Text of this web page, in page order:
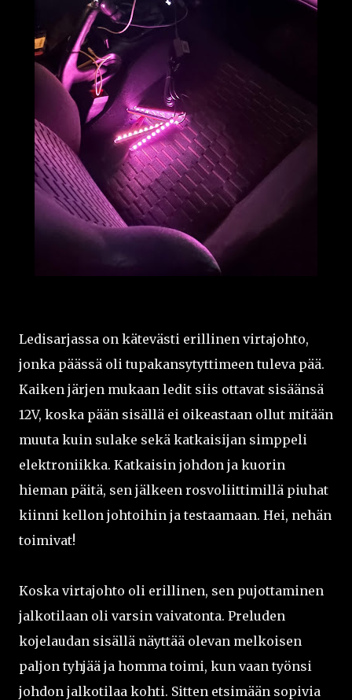
Ledisarjassa on kätevästi erillinen virtajohto,
jonka päässä oli tupakansytyttimeen tuleva pää.
Kaiken järjen mukaan ledit siis ottavat sisäänsä
12V, koska pään sisällä ei oikeastaan ollut mitään
muuta kuin sulake sekä katkaisijan simppeli
elektroniikka. Katkaisin johdon ja kuorin
hieman päitä, sen jälkeen rosvoliittimillä piuhat
kiinni kellon johtoihin ja testaamaan. Hei, nehän
toimivat!
Koska virtajohto oli erillinen, sen pujottaminen
jalkotilaan oli varsin vaivatonta. Preluden
kojelaudan sisällä näyttää olevan melkoisen
paljon tyhjää ja homma toimi, kun vaan työnsi
johdon jalkotilaa kohti. Sitten etsimään sopivia